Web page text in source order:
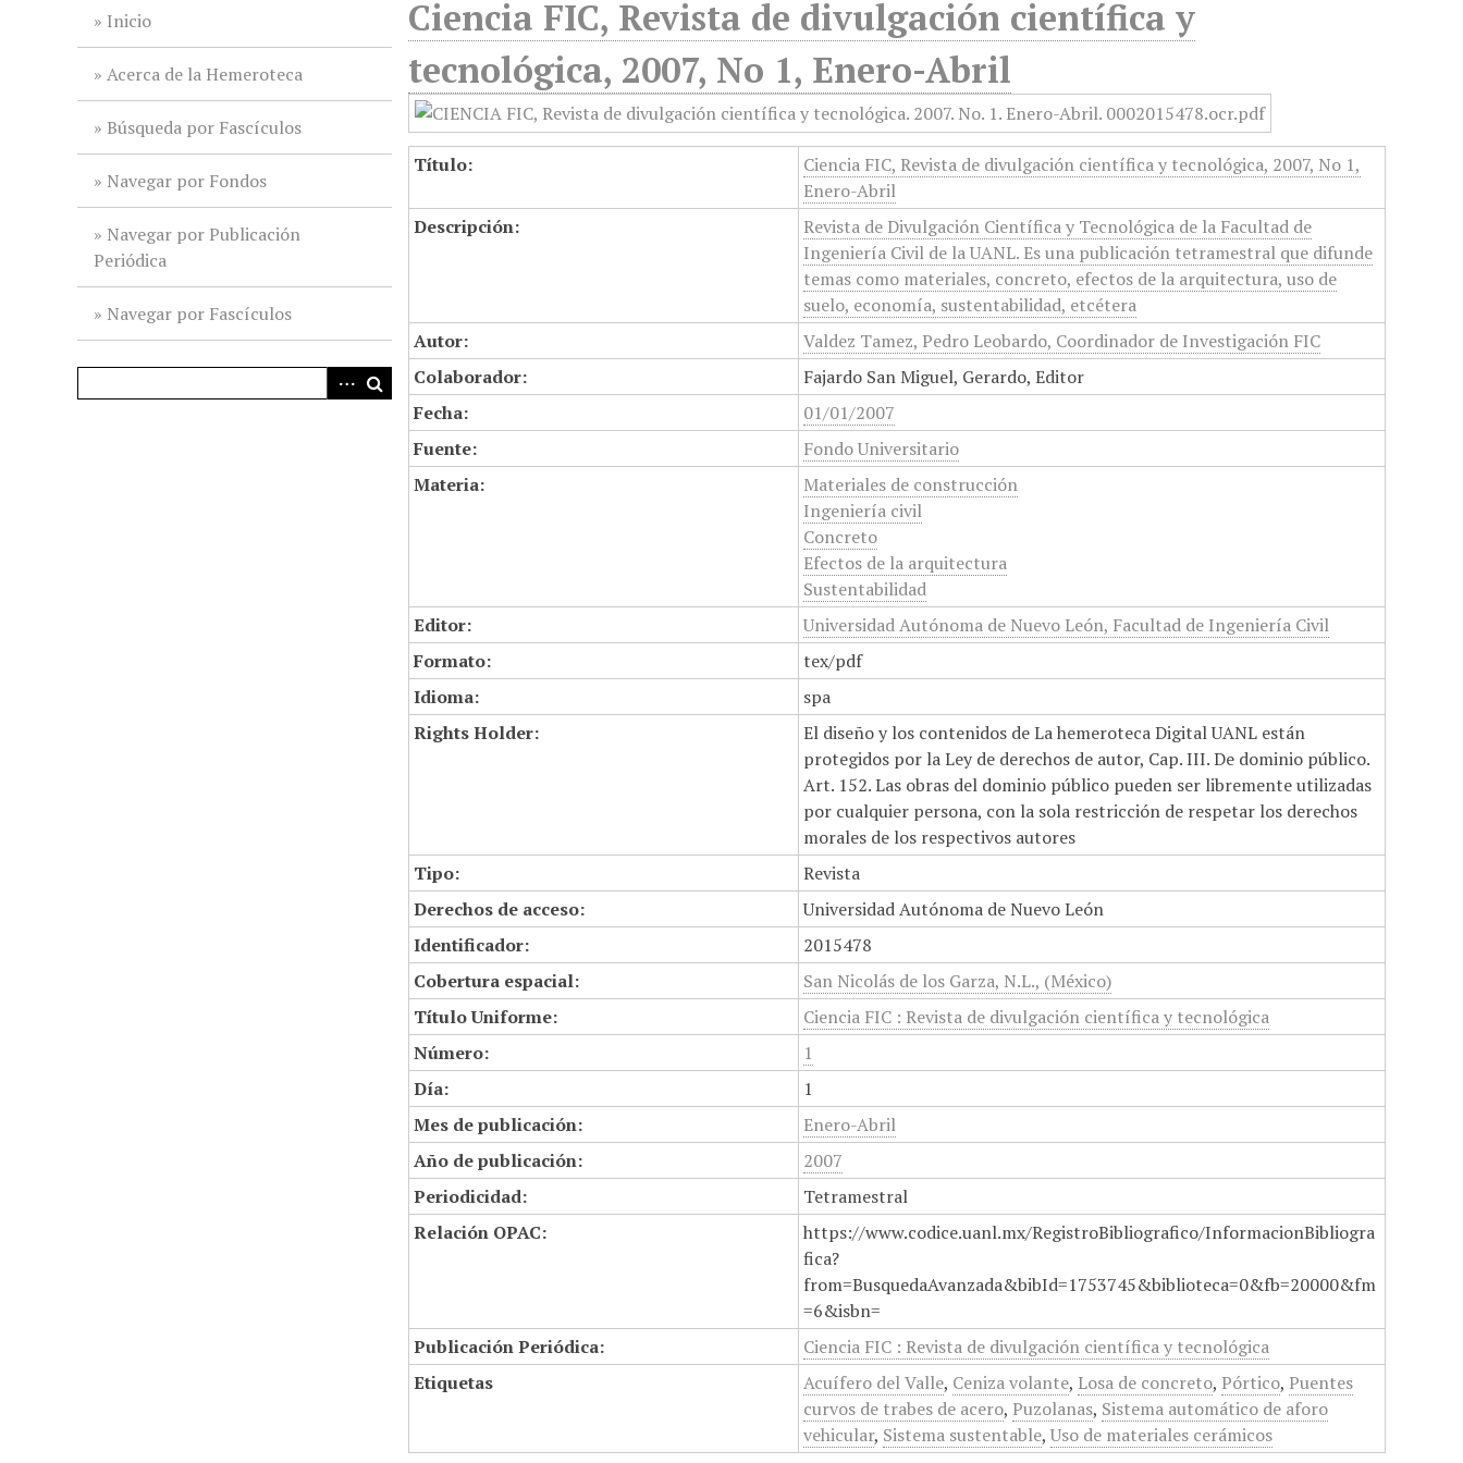
Inicio
Acerca de la Hemeroteca
Búsqueda por Fascículos
Navegar por Fondos
Navegar por Publicación
Periódica
Navegar por Fascículos
Ciencia FIC, Revista de divulgación científica y
tecnológica, 2007, No 1, Enero-Abril
Título:
Ciencia FIC, Revista de divulgación científica y tecnológica, 2007, No 1,
Enero-Abril
Descripción:
Revista de Divulgación Científica y Tecnológica de la Facultad de
Ingeniería Civil de la UANL. Es una publicación tetramestral que difunde
temas como materiales, concreto, efectos de la arquitectura, uso de
suelo, economía, sustentabilidad, etcétera
Autor:
Valdez Tamez, Pedro Leobardo, Coordinador de Investigación FIC
Colaborador:
Fajardo San Miguel, Gerardo, Editor
Fecha:
01/01/2007
Fuente:
Fondo Universitario
Materia:
Materiales de construcción
Ingeniería civil
Concreto
Efectos de la arquitectura
Sustentabilidad
Editor:
Universidad Autónoma de Nuevo León, Facultad de Ingeniería Civil
Formato:
tex/pdf
Idioma:
spa
Rights Holder:
El diseño y los contenidos de La hemeroteca Digital UANL están
protegidos por la Ley de derechos de autor, Cap. III. De dominio público.
Art. 152. Las obras del dominio público pueden ser libremente utilizadas
por cualquier persona, con la sola restricción de respetar los derechos
morales de los respectivos autores
Tipo:
Revista
Derechos de acceso:
Universidad Autónoma de Nuevo León
Identificador:
2015478
Cobertura espacial:
San Nicolás de los Garza, N.L., (México)
Título Uniforme:
Ciencia FIC : Revista de divulgación científica y tecnológica
Número:
1
Día:
1
Mes de publicación:
Enero-Abril
Año de publicación:
2007
Periodicidad:
Tetramestral
Relación OPAC:
https://www.codice.uanl.mx/RegistroBibliografico/InformacionBibliogra
fica?
from=BusquedaAvanzada&bibId=1753745&biblioteca=0&fb=20000&fm
=6&isbn=
Publicación Periódica:
Ciencia FIC : Revista de divulgación científica y tecnológica
Etiquetas
Acuífero del Valle, Ceniza volante, Losa de concreto, Pórtico, Puentes
curvos de trabes de acero, Puzolanas, Sistema automático de aforo
vehicular, Sistema sustentable,Uso de materiales cerámicos